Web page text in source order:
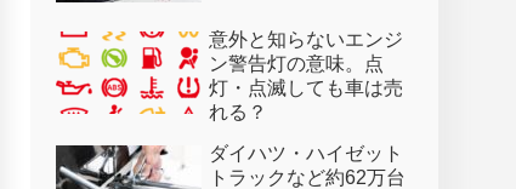
意外と知らないエンジ
ン警告灯の意味。点
灯・点滅しても車は売
れる？
ダイハツ・ハイゼット
トラックなど約62万台